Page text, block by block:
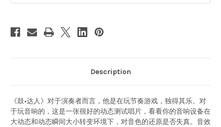
Description
《鼓•达人》对于演奏者而言，他是在玩节奏游戏，独得其乐。对
于玩音响的，这是一张很好的动态测试唱片，看看你的音响设备在
大动态和动态瞬间大小转变环境下，对音色的还原是否失真。音效